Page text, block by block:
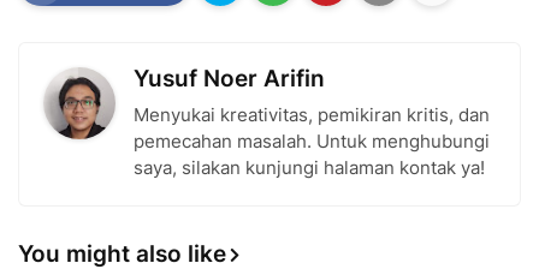
Yusuf Noer Arifin
Menyukai kreativitas, pemikiran kritis, dan
pemecahan masalah. Untuk menghubungi
saya, silakan kunjungi halaman kontak ya!
You might also like